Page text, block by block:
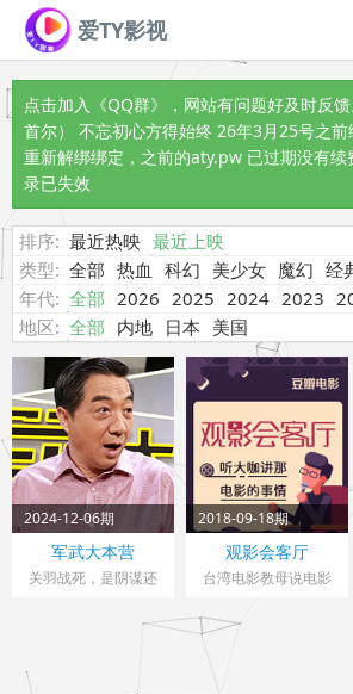
爱TY影视
点击加入《QQ群》
，网站有问题好及时反
首尔） 不忘初心方得始终 26年3月25号之
重新解绑绑定，之前的aty.pw 已过期没有续
录已失效
排序: 最近热映 最近上映
类型: 全部 热血 科幻 美少女 魔幻 经
年代: 全部 2026 2025 2024 2023
地区: 全部 内地 日本 美国
2024-12-06期
军武大本营
关羽战死，是阴谋还
2018-09-18期
观影会客厅
台湾电影教母说电影